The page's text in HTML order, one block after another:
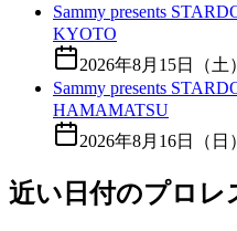
Sammy presents
KYOTO
2026年8月15日（土）
Sammy presents
HAMAMATSU
2026年8月16日（日）
近い日付のプロレ